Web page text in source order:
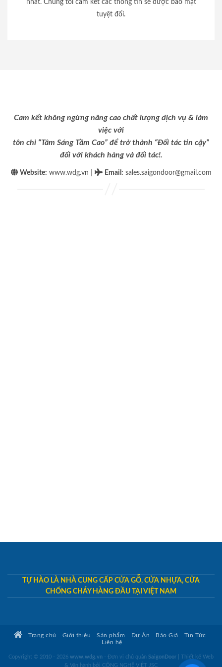
nhất. Chúng tôi cam kết các thông tin sẽ được bảo mật
tuyệt đối.
Cam kết không ngừng nâng cao chất lượng dịch vụ & làm
việc với
tôn chỉ “Tâm Sáng Tầm Cao” để trở thành “Đối tác tin cậy”
đối với khách hàng và đối tác!.
Website: www.wdg.vn Email : sales.saigondoor@gmail.com
TỰ HÀO LÀ NHÀ CUNG CẤP CỬA GỖ, CỬA NHỰA, CỬA
CHỐNG CHÁY HÀNG ĐẦU TẠI VIỆT NAM
Trang chủ Giới thiệu Sản phẩm Dự Án Báo Giá
Tin Tức
Liên hệ
Copyright © 2010 - 2026 www.wdg.vn - Đơn vị chủ quản SaigonDoor
Thiết kế Web
& Vận hành bởi CÔNG NGHỆ VIỆT JSC